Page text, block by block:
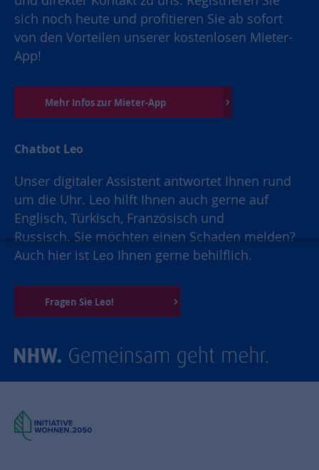
sich noch heute und profitieren Sie ab sofort
von den Vorteilen unserer kostenlosen Mieter-
App!
Mehr Infos zur Mieter-App
Chatbot Leo
Unser digitaler Assistent antwortet Ihnen rund
um die Uhr. Leo hilft Ihnen auch gerne auf
Englisch, Türkisch, Französisch und
Russisch. Sie möchten einen Schaden melden?
Auch hier ist Leo Ihnen gerne behilflich.
Fragen Sie Leo!